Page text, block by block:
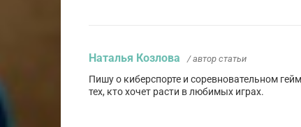
Наталья Козлова / автор статьи
Пишу о киберспорте и соревновательном
тех, кто хочет расти в любимых играх.